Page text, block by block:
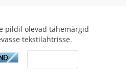
pildil olevad tähemärgid
tekstilahtrisse.